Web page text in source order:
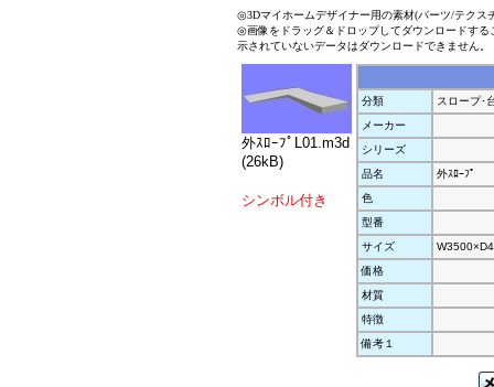
◎3Dマイホームデザイナー用の素材(パーツ/テクス
◎画像をドラッグ＆ドロップしてダウンロードす
示されていないデータはダウンロードできません。
外ｽﾛｰﾌﾟL01.m3d
(26kB)
シンボル付き
分類
スロープ･
メーカー
シリーズ
品名
外ｽﾛｰﾌﾟ
色
型番
サイズ
価格
材質
特徴
備考１